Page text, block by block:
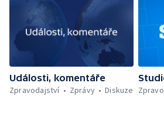
Události, komentáře
Zpravodajství
Zprávy Diskuze